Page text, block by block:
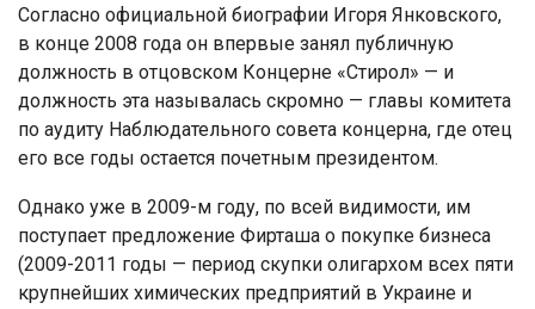
Согласно официальной биографии Игоря Янковского,
в конце 2008 года он впервые занял публичную
должность в отцовском Концерне «Стирол» — и
должность эта называлась скромно — главы комитета
по аудиту Наблюдательного совета концерна, где отец
его все годы остается почетным президентом.
Однако уже в 2009-м году, по всей видимости, им
поступает предложение Фирташа о покупке бизнеса
(2009-2011 годы — период скупки олигархом всех пяти
крупнейших химических предприятий в Украине и